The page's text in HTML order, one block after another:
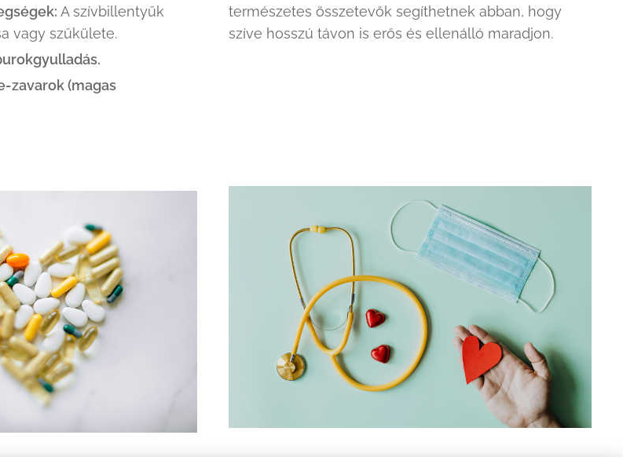
A szívbillentyűk
vagy szűkülete.
zavarok (magas
természetes összetevők segíthetnek abban, hogy
szíve hosszú távon is erős és ellenálló maradjon.